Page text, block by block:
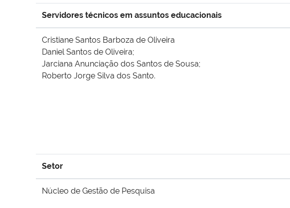
Servidores técnicos em assuntos educacionais
Cristiane Santos Barboza de Oliveira
Daniel Santos de Oliveira;
Jarciana Anunciação dos Santos de Sousa;
Roberto Jorge Silva dos Santo.
Setor
Núcleo de Gestão de Pesquisa